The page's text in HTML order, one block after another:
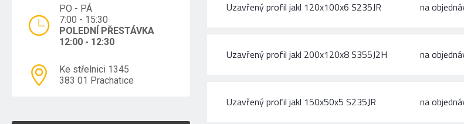
PO - PÁ
7:00 - 15:30
POLEDNÍ PŘESTÁVKA
12:00 - 12:30
Ke střelnici 1345
383 01 Prachatice
Uzavřený profil jakl 120x100x6 S235JR na
Uzavřený profil jakl 200x120x8 S355J2H na
Uzavřený profil jakl 150x50x5 S235JR na